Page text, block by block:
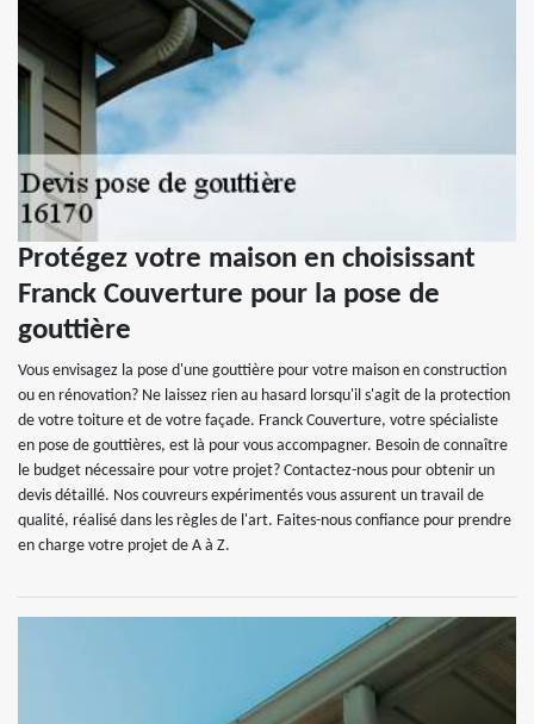
Protégez votre maison en choisissant
Franck Couverture pour la pose de
gouttière
Vous envisagez la pose d'une gouttière pour votre maison en construction
ou en rénovation? Ne laissez rien au hasard lorsqu'il s'agit de la protection
de votre toiture et de votre façade. Franck Couverture, votre spécialiste
en pose de gouttières, est là pour vous accompagner. Besoin de connaître
le budget nécessaire pour votre projet? Contactez-nous pour obtenir un
devis détaillé. Nos couvreurs expérimentés vous assurent un travail de
qualité, réalisé dans les règles de l'art. Faites-nous confiance pour prendre
en charge votre projet de A à Z.